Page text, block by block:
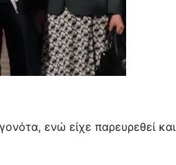
ενώ είχε παρευρεθεί και